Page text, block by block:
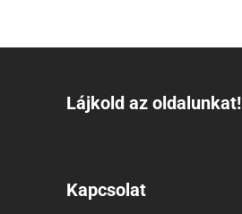
Lájkold az oldalunkat!
Kapcsolat